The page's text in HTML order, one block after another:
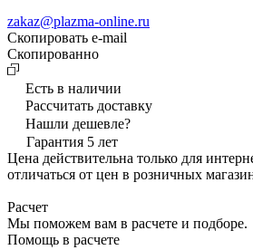
zakaz@plazma-online.ru
Скопировать e-mail
Cкопированно
Есть в наличии
Рассчитать доставку
Нашли дешевле?
Гарантия 5 лет
Цена действительна только для
отличаться от цен в розничных
Расчет
Мы поможем вам в расчете и подборе.
Помощь в расчете